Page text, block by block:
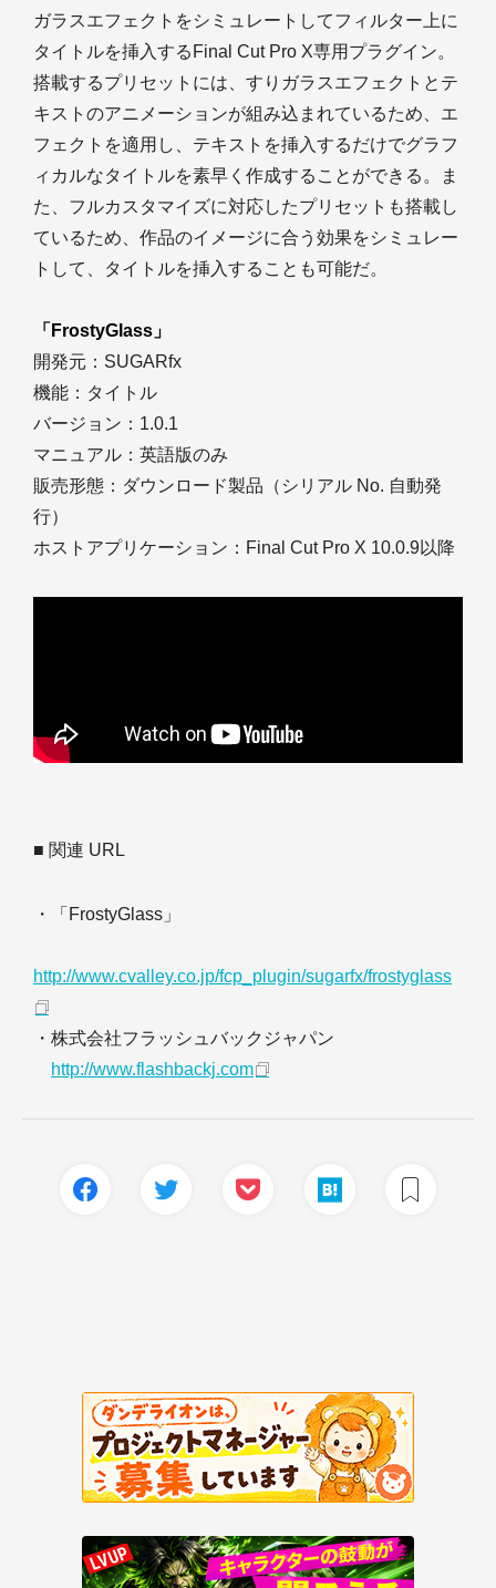
ガラスエフェクトをシミュレートしてフィルター上に
タイトルを挿入するFinal Cut Pro X専用プラグイン。
搭載するプリセットには、すりガラスエフェクトとテ
キストのアニメーションが組み込まれているため、エ
フェクトを適用し、テキストを挿入するだけでグラフ
ィカルなタイトルを素早く作成することができる。ま
た、フルカスタマイズに対応したプリセットも搭載し
ているため、作品のイメージに合う効果をシミュレー
トして、タイトルを挿入することも可能だ。
「FrostyGlass」
開発元：SUGARfx
機能：タイトル
バージョン：1.0.1
マニュアル：英語版のみ
販売形態：ダウンロード製品（シリアル No. 自動発
行）
ホストアプリケーション：Final Cut Pro X 10.0.9以降
■ 関連 URL
・「FrostyGlass」
http://www.cvalley.co.jp/fcp_plugin/sugarfx/frostyglass
・株式会社フラッシュバックジャパン
http://www.flashbackj.com